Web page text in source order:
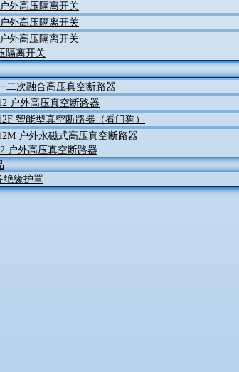
外高压隔离开关
外高压隔离开关
外高压隔离开关
隔离开关
二次融合高压真空断路器
户外高压真空断路器
智能型真空断路器（看门狗）
户外永磁式高压真空断路器
户外高压真空断路器
绝缘护罩